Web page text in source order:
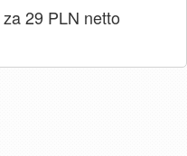
za 29 PLN netto